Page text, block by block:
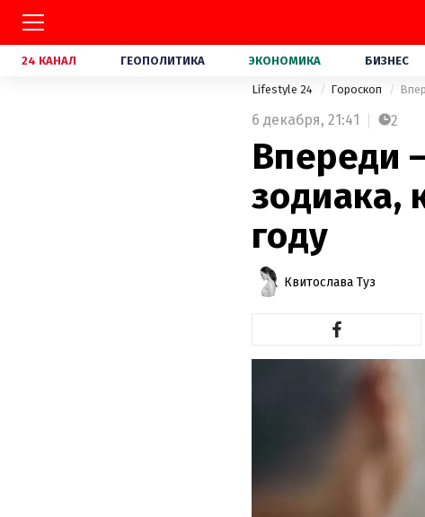
24 КАНАЛ ГЕОПОЛИТИКА ЭКОНОМИКА БИЗНЕС
Lifestyle 24 Гороскоп
6 декабря, 21:41 2
Впереди
зодиака,
году
Квитослава Туз